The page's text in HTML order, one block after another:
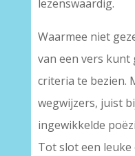
lezenswaardig.
Waarmee niet
van een vers kunt
criteria te bezien.
wegwijzers, juist
ingewikkelde
Tot slot een